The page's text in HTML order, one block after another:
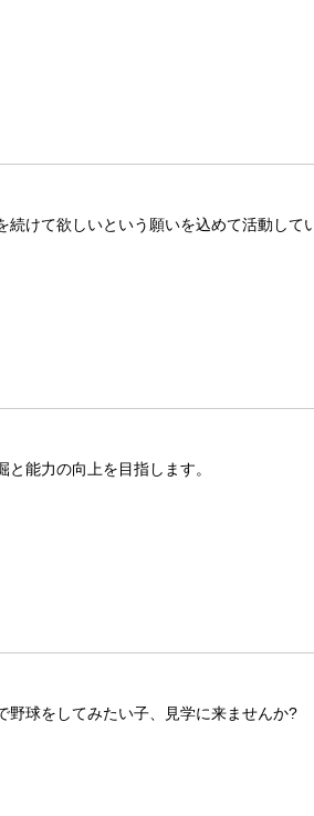
けて欲しいという願いを込めて活動して
能力の向上を目指します。
野球をしてみたい子、見学に来ませんか?